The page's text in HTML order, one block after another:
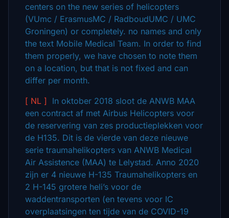
centers on the new series of helicopters
(VUmc / ErasmusMC / RadboudUMC / UMC
Groningen) or completely. no names and only
the text Mobile Medical Team. In order to find
them properly, we have chosen to note them
on a location, but that is not fixed and can
differ per month.
[ NL ]
In oktober 2018 sloot de ANWB MAA
een contract af met Airbus Helicopters voor
de reservering van zes productieplekken voor
de H135. Dit is de vierde van deze nieuwe
serie traumahelikopters van ANWB Medical
Air Assistence (MAA) te Lelystad. Anno 2020
zijn er 4 nieuwe H-135 Traumahelikopters en
2 H-145 grotere heli’s voor de
waddentransporten (en tevens voor IC
overplaatsingen ten tijde van de COVID-19